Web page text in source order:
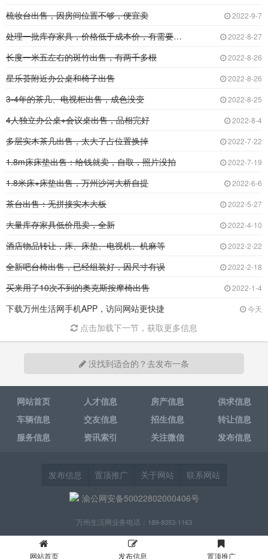
梳妆台出售，因房间位置不够，便宜卖 2022-9-7
处理一批库存家具，价格低于成本价，有需要的可 2022-8-27
长度一米五左右的斑竹出售，有两千多根 2022-8-26
星乐荟附近办公桌和椅子出售 2022-8-26
3-4年的茶几、电视柜出售，成色没变 2022-8-25
4人独立办公桌+会议桌出售，品相完好 2022-8-4
多层实木茶几出售，太大了占位置换掉 2022-7-22
1.8m床床垫出售：给钱就卖，自取，照片没拍 2022-7-19
1.8米床+床垫出售，万州沙河大桥自提 2022-6-6
茶台出售：无拼接实木大板 2022-5-27
大量库存家具低价甩卖，全新 2022-4-10
酒店物品转让，床、床垫、电视机、机麻等 2022-2-22
全新吧台椅出售，已经组装好，因尺寸有误 2022-2-18
买来用了10次不到的奥克斯按摩椅出售 2022-1-4
下载万州生活网手机APP，访问网站更快捷 今天
点击加载下一节，获取更多信息
没找到适合的？去发布一条
网站首页 人才信息 房产信息
供求信息
车辆信息
交友信息 招生信息
转让信息
服务信息
资讯索引 关注微信 发布信息
发布信息 置顶推广 关于网站
联系网站
渝公网安备50022802000406号
万州生活网业务电话：189-8353-1163
网站首页 发布信息 置顶推广